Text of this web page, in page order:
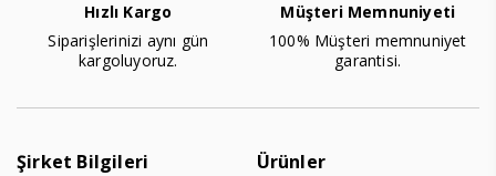
Hızlı Kargo
Siparişlerinizi aynı gün
kargoluyoruz.
Müşteri Memnuniyeti
100% Müşteri memnuniyet
garantisi.
Şirket Bilgileri Ürünler